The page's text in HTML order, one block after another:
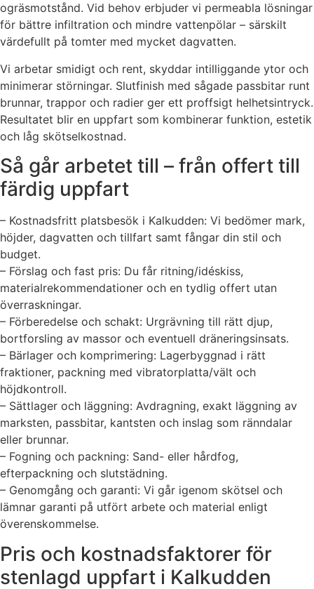
ogräsmotstånd. Vid behov erbjuder vi permeabla lösningar
för bättre infiltration och mindre vattenpölar – särskilt
värdefullt på tomter med mycket dagvatten.
Vi arbetar smidigt och rent, skyddar intilliggande ytor och
minimerar störningar. Slutfinish med sågade passbitar runt
brunnar, trappor och radier ger ett proffsigt helhetsintryck.
Resultatet blir en uppfart som kombinerar funktion, estetik
och låg skötselkostnad.
Så går arbetet till – från offert till
färdig uppfart
– Kostnadsfritt platsbesök i Kalkudden: Vi bedömer mark,
höjder, dagvatten och tillfart samt fångar din stil och
budget.
– Förslag och fast pris: Du får ritning/idéskiss,
materialrekommendationer och en tydlig offert utan
överraskningar.
– Förberedelse och schakt: Urgrävning till rätt djup,
bortforsling av massor och eventuell dräneringsinsats.
– Bärlager och komprimering: Lagerbyggnad i rätt
fraktioner, packning med vibratorplatta/vält och
höjdkontroll.
– Sättlager och läggning: Avdragning, exakt läggning av
marksten, passbitar, kantsten och inslag som ränndalar
eller brunnar.
– Fogning och packning: Sand- eller hårdfog,
efterpackning och slutstädning.
– Genomgång och garanti: Vi går igenom skötsel och
lämnar garanti på utfört arbete och material enligt
överenskommelse.
Pris och kostnadsfaktorer för
stenlagd uppfart i Kalkudden